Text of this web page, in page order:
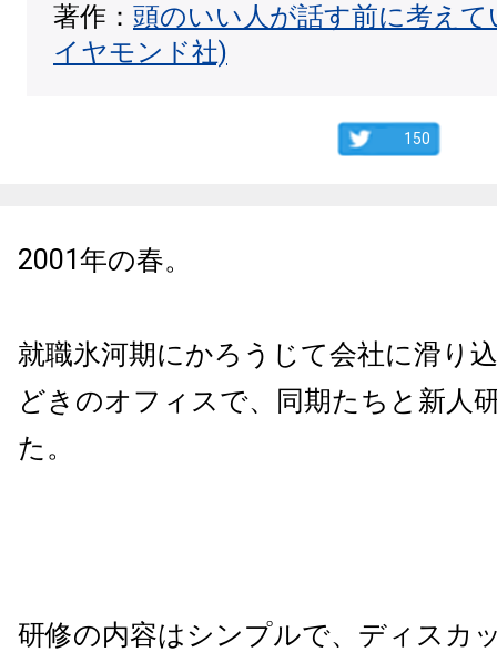
著作： 頭のいい人が話す前に考え
イヤモンド社)
150
2001年の春。
就職氷河期にかろうじて会社に滑り
どきのオフィスで、同期たちと新人
た。
研修の内容はシンプルで、ディスカ